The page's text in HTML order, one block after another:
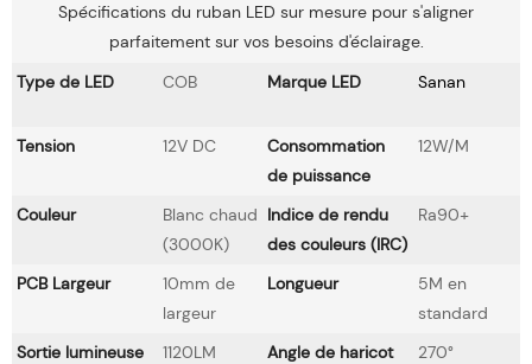
Spécifications du ruban LED sur mesure pour s'aligner
parfaitement sur vos besoins d'éclairage.
Type de LED
COB Marque LED Sanan
Tension 12V DC
Consommation
de puissance
12W/M
Couleur
Blanc chaud
(3000K)
Indice de rendu
des couleurs (IRC)
Ra90+
PCB Largeur
10mm de
largeur
Longueur
5M en
standard
Sortie lumineuse
1120LM Angle de haricot 270°